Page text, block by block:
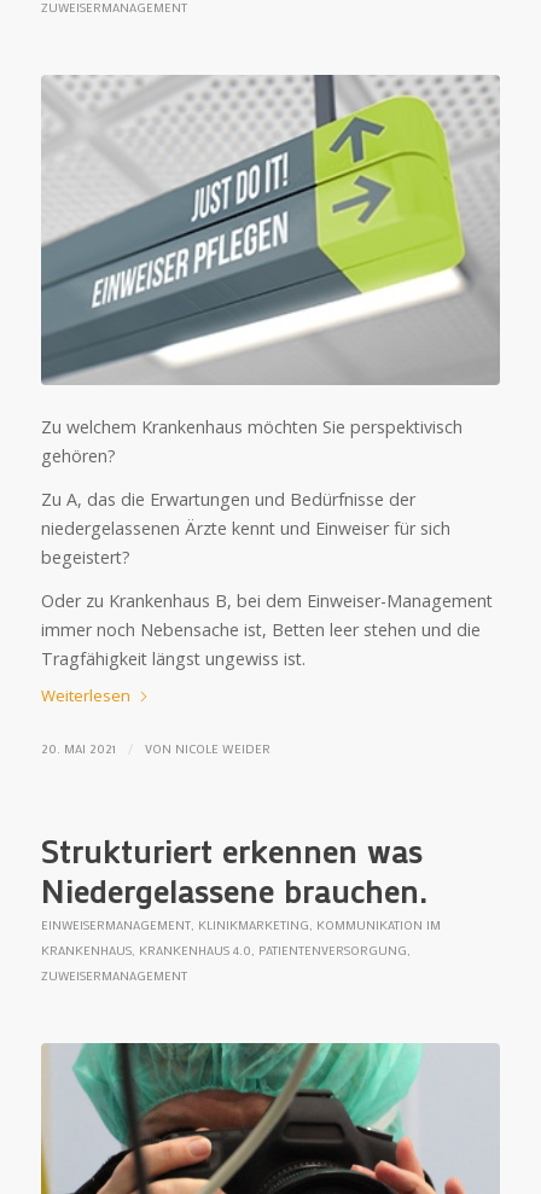
ZUWEISERMANAGEMENT
Zu welchem Krankenhaus möchten Sie perspektivisch
gehören?
Zu A, das die Erwartungen und Bedürfnisse der
niedergelassenen Ärzte kennt und Einweiser für sich
begeistert?
Oder zu Krankenhaus B, bei dem Einweiser-Management
immer noch Nebensache ist, Betten leer stehen und die
Tragfähigkeit längst ungewiss ist.
Weiterlesen
20. MAI 2021 / VON NICOLE WEIDER
Strukturiert erkennen was
Niedergelassene brauchen.
EINWEISERMANAGEMENT, KLINIKMARKETING, KOMMUNIKATION IM
KRANKENHAUS, KRANKENHAUS 4.0, PATIENTENVERSORGUNG,
ZUWEISERMANAGEMENT